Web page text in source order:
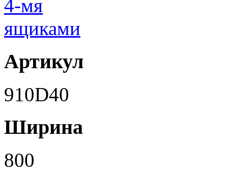
Артикул
910D40
Ширина
800